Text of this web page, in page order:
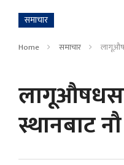
समाचार
Home समाचार
स्थानबाट